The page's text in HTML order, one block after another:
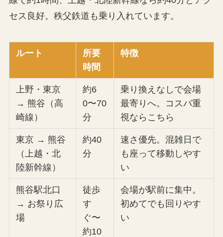
セス良好。秩父鉄道も乗り入れています。
ルート
所要
時間
特徴
上野・東京
→ 熊谷（高
崎線）
約6
0〜70
分
乗り換えなしで会場
最寄りへ。コスパ重
視ならこちら
東京 → 熊谷
（上越・北
陸新幹線）
約40
分
速さ優先。混雑日で
も座って移動しやす
い
熊谷駅北口
→ お祭り広
場
徒歩
す
ぐ〜
約10
会場が駅前に集中。
初めてでも回りやす
い